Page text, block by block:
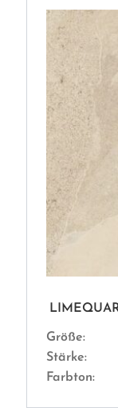
Größe:
Stärke:
Farbton: